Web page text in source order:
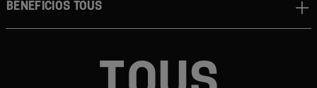
Beneficios TOUS